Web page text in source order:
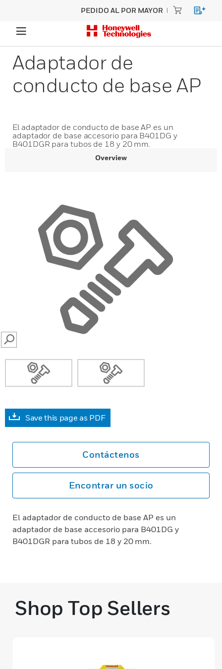
PEDIDO AL POR MAYOR
Adaptador de
conducto de base AP
El adaptador de conducto de base AP es un
adaptador de base accesorio para B401DG y
B401DGR para tubos de 18 y 20 mm.
Overview
SEARCH
Save this page as PDF
Contáctenos
Encontrar un socio
El adaptador de conducto de base AP es un
adaptador de base accesorio para B401DG y
B401DGR para tubos de 18 y 20 mm.
Shop Top Sellers